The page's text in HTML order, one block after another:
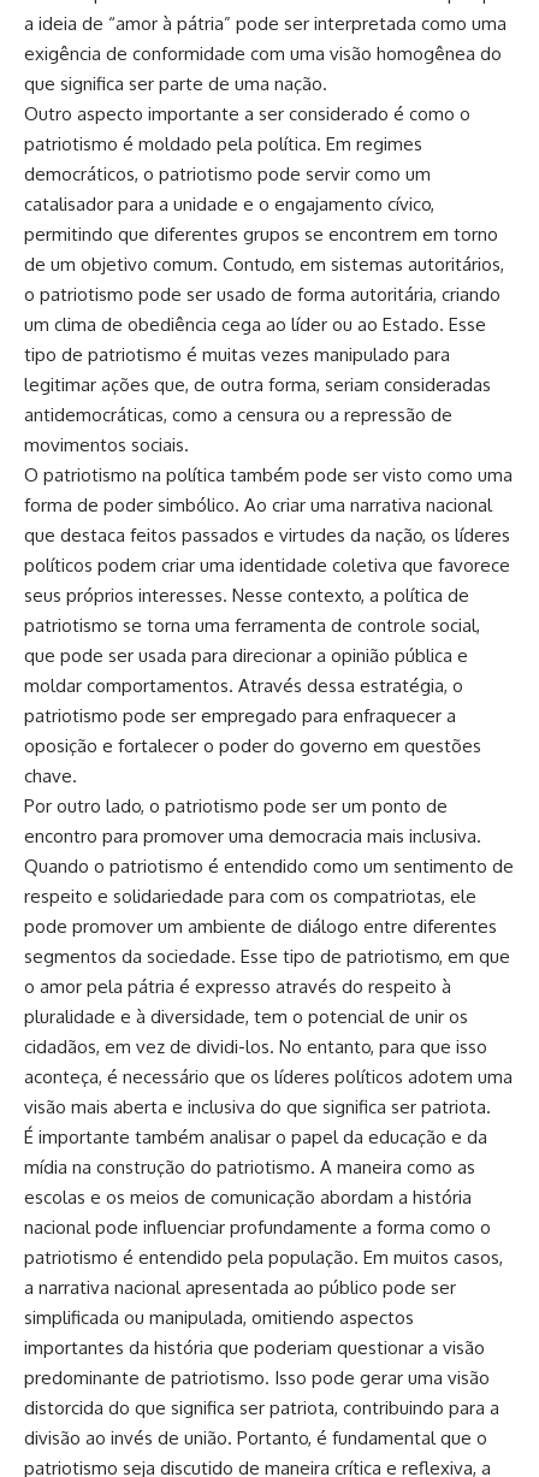
a ideia de “amor à pátria” pode ser interpretada como uma
exigência de conformidade com uma visão homogênea do
que significa ser parte de uma nação.
Outro aspecto importante a ser considerado é como o
patriotismo é moldado pela política. Em regimes
democráticos, o patriotismo pode servir como um
catalisador para a unidade e o engajamento cívico,
permitindo que diferentes grupos se encontrem em torno
de um objetivo comum. Contudo, em sistemas autoritários,
o patriotismo pode ser usado de forma autoritária, criando
um clima de obediência cega ao líder ou ao Estado. Esse
tipo de patriotismo é muitas vezes manipulado para
legitimar ações que, de outra forma, seriam consideradas
antidemocráticas, como a censura ou a repressão de
movimentos sociais.
O patriotismo na política também pode ser visto como uma
forma de poder simbólico. Ao criar uma narrativa nacional
que destaca feitos passados e virtudes da nação, os líderes
políticos podem criar uma identidade coletiva que favorece
seus próprios interesses. Nesse contexto, a política de
patriotismo se torna uma ferramenta de controle social,
que pode ser usada para direcionar a opinião pública e
moldar comportamentos. Através dessa estratégia, o
patriotismo pode ser empregado para enfraquecer a
oposição e fortalecer o poder do governo em questões
chave.
Por outro lado, o patriotismo pode ser um ponto de
encontro para promover uma democracia mais inclusiva.
Quando o patriotismo é entendido como um sentimento de
respeito e solidariedade para com os compatriotas, ele
pode promover um ambiente de diálogo entre diferentes
segmentos da sociedade. Esse tipo de patriotismo, em que
o amor pela pátria é expresso através do respeito à
pluralidade e à diversidade, tem o potencial de unir os
cidadãos, em vez de dividi-los. No entanto, para que isso
aconteça, é necessário que os líderes políticos adotem uma
visão mais aberta e inclusiva do que significa ser patriota.
É importante também analisar o papel da educação e da
mídia na construção do patriotismo. A maneira como as
escolas e os meios de comunicação abordam a história
nacional pode influenciar profundamente a forma como o
patriotismo é entendido pela população. Em muitos casos,
a narrativa nacional apresentada ao público pode ser
simplificada ou manipulada, omitiendo aspectos
importantes da história que poderiam questionar a visão
predominante de patriotismo. Isso pode gerar uma visão
distorcida do que significa ser patriota, contribuindo para a
divisão ao invés de união. Portanto, é fundamental que o
patriotismo seja discutido de maneira crítica e reflexiva, a